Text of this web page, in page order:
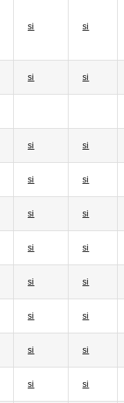
si si
si si
si si
si si
si si
si si
si si
si si
si si
si si